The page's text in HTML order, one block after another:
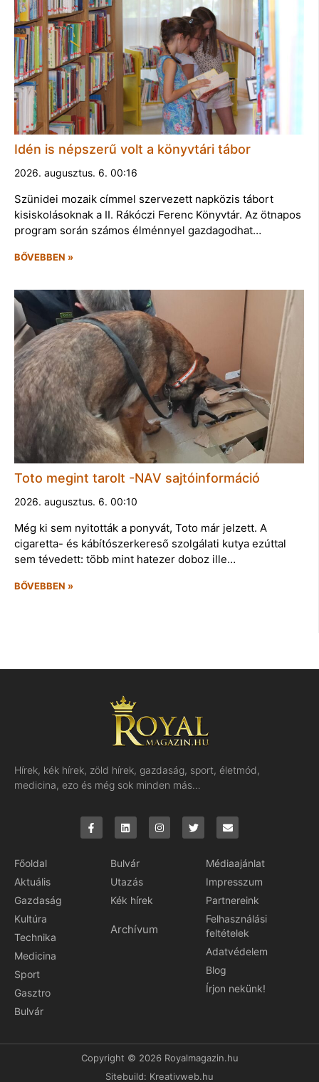
Idén is népszerű volt a könyvtári tábor
2026. augusztus. 6. 00:16
Szünidei mozaik címmel szervezett napközis tábort
kisiskolásoknak a II. Rákóczi Ferenc Könyvtár. Az ötnapos
program során számos élménnyel gazdagodhat…
BŐVEBBEN »
Toto megint tarolt -NAV sajtóinformáció
2026. augusztus. 6. 00:10
Még ki sem nyitották a ponyvát, Toto már jelzett. A
cigaretta- és kábítószerkereső szolgálati kutya ezúttal
sem tévedett: több mint hatezer doboz ille…
BŐVEBBEN »
Hírek, kék hírek, zöld hírek, gazdaság, sport, életmód,
medicina, ezo és még sok minden más…
Főoldal
Aktuális
Gazdaság
Kultúra
Technika
Medicina
Sport
Gasztro
Bulvár
Bulvár
Utazás
Kék hírek
Archívum
Médiaajánlat
Impresszum
Partnereink
Felhasználási
feltételek
Adatvédelem
Blog
Írjon nekünk!
Copyright © 2026 Royalmagazin.hu
Sitebuild: Kreativweb.hu